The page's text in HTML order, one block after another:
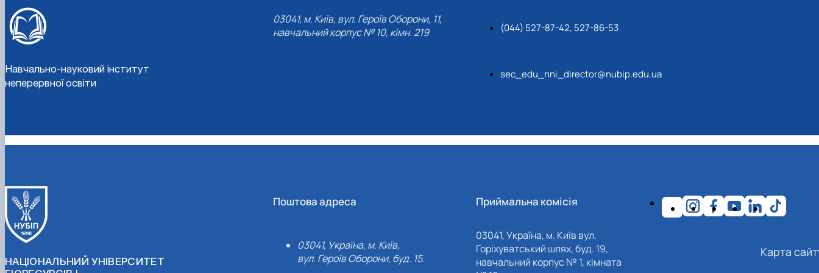
Навчально-науковий інститут
неперервної освіти
03041, м. Київ, вул. Героїв Оборони, 11,
навчальний корпус № 10, кімн. 219
(044) 527-87-42, 527-86-53
sec_edu_nni_director@nubip.edu.ua
НАЦІОНАЛЬНИЙ УНІВЕРСИТЕТ
Поштова адреса
03041, Україна, м. Київ,
вул. Героїв Оборони, буд. 15.
Приймальна комісія
03041, Україна, м. Київ вул.
Горіхуватський шлях, буд. 19,
навчальний корпус № 1, кімната
Карта